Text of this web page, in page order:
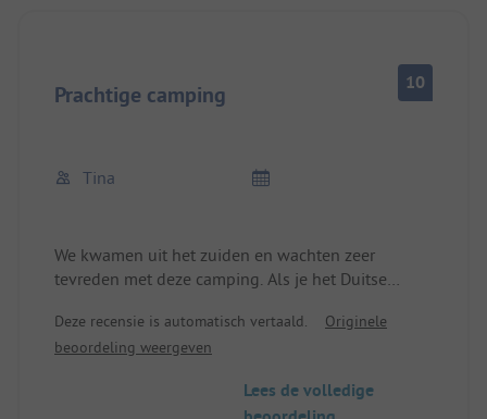
Prachtige camping 10
Tina
We kwamen uit het zuiden en wachten zeer
tevreden met deze camping. Als je het Duitse
toiletten en douches. Alles heel schoon, Mooi
strand niet te vol met ligbedden... Maar die rare
gasten (voornamelijk Italianen) houden zich niet
Deze recensie is automatisch vertaald.
Originele
beoordeling weergeven
Lees de volledige